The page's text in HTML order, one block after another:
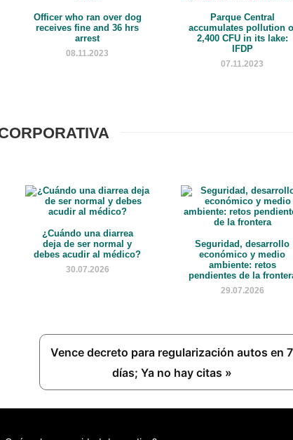
Officer who ran over dog
receives fine and 36 hrs
arrest
08.11.2023
Parque Central
accumulates pollution
2,400 CFU in its lake:
IFDP
07.11.2023
¿Cuándo una diarrea
deja de ser normal y
debes acudir al médico?
30.07.2026
Seguridad, desarrollo
económico y medio
ambiente: retos
pendientes de la
29.07.2026
Next
Vence decreto para regularización autos en 7
días; Ya no hay citas »